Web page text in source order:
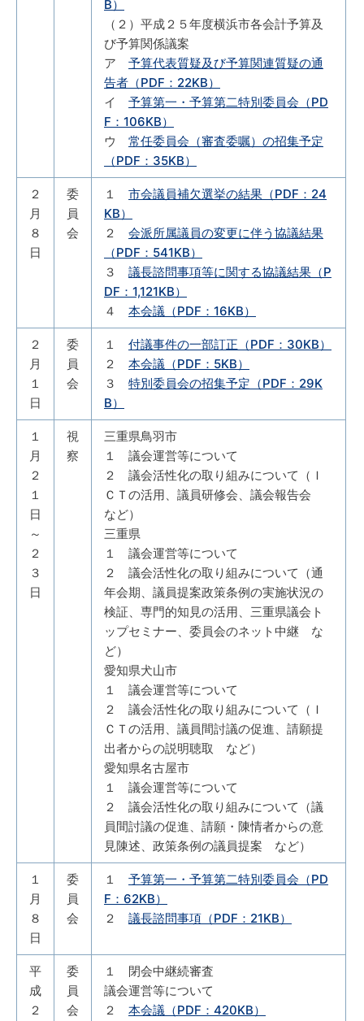
B）
（２）平成２５年度横浜市各会計予算及
び予算関係議案
ア 予算代表質疑及び予算関連質疑の通
告者（PDF：22KB）
イ 予算第一・予算第二特別委員会（PD
F：106KB）
ウ 常任委員会（審査委嘱）の招集予定
（PDF：35KB）
２
月
８
日
委
員
会
１ 市会議員補欠選挙の結果（PDF：24
KB）
２ 会派所属議員の変更に伴う協議結果
（PDF：541KB）
３ 議長諮問事項等に関する協議結果（P
DF：1,121KB）
４ 本会議（PDF：16KB）
２
月
１
日
委
員
会
１ 付議事件の一部訂正（PDF：30KB）
２ 本会議（PDF：5KB）
３ 特別委員会の招集予定（PDF：29K
B）
１
月
２
１
日
～
２
３
日
視
察
三重県鳥羽市
１ 議会運営等について
２ 議会活性化の取り組みについて（Ｉ
ＣＴの活用、議員研修会、議会報告会
など）
三重県
１ 議会運営等について
２ 議会活性化の取り組みについて（通
年会期、議員提案政策条例の実施状況の
検証、専門的知見の活用、三重県議会ト
ップセミナー、委員会のネット中継 な
ど）
愛知県犬山市
１ 議会運営等について
２ 議会活性化の取り組みについて（Ｉ
ＣＴの活用、議員間討議の促進、請願提
出者からの説明聴取 など）
愛知県名古屋市
１ 議会運営等について
２ 議会活性化の取り組みについて（議
員間討議の促進、請願・陳情者からの意
見陳述、政策条例の議員提案 など）
１
月
８
日
委
員
会
１ 予算第一・予算第二特別委員会（PD
F：62KB）
２ 議長諮問事項（PDF：21KB）
平
成
２
委
員
会
１ 閉会中継続審査
議会運営等について
２ 本会議（PDF：420KB）